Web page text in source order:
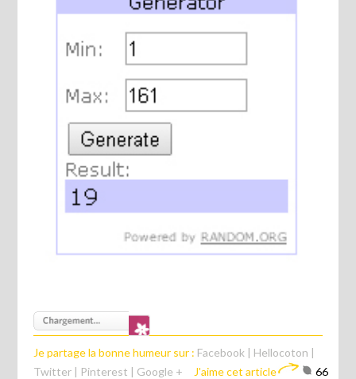
Je partage la bonne humeur sur : Facebook | Hellocoton |
Twitter | Pinterest | Google + J'aime cet article 66